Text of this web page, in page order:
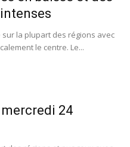
la plupart des régions avec
le centre. Le...
24